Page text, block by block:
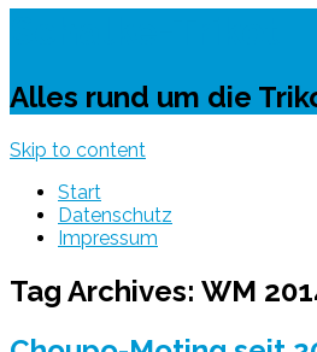
Alles rund um die
Skip to content
Start
Datenschutz
Impressum
Tag Archives: WM